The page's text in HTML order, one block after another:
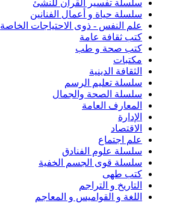
سلسلة تفسير القرآن للنشئ
سلسلة حياة و أعمال الفنانين
علم النفس - ذوى الاحتياجات الخاصة
كتب ثقافة عامة
كتب صحة و طب
مكتبات
الثقافة الدينية
سلسلة تعليم الرسم
سلسلة الصحة والجمال
المعارف العامة
الإدارة
الاقتصاد
علم اجتماع
سلسلة علوم الفنادق
سلسلة قوى الجسم الخفية
كتب طهى
التاريخ و التراجم
اللغة و القواميس و المعاجم